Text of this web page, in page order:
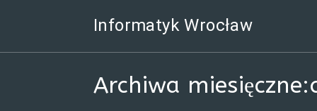
Informatyk Wrocław
Archiwa